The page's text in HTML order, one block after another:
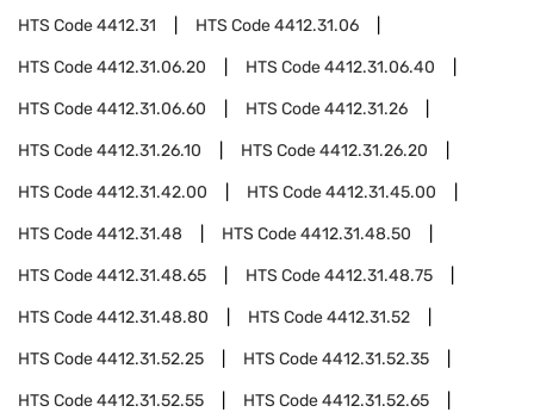
HTS Code4412.31 HTS Code4412.31.06
HTS Code4412.31.06.20 HTS Code4412.31.06.40
HTS Code4412.31.06.60 HTS Code4412.31.26
HTS Code4412.31.26.10 HTS Code4412.31.26.20
HTS Code4412.31.42.00 HTS Code4412.31.45.00
HTS Code4412.31.48 HTS Code4412.31.48.50
HTS Code4412.31.48.65 HTS Code4412.31.48.75
HTS Code4412.31.48.80 HTS Code4412.31.52
HTS Code4412.31.52.25 HTS Code4412.31.52.35
HTS Code4412.31.52.55 HTS Code4412.31.52.65